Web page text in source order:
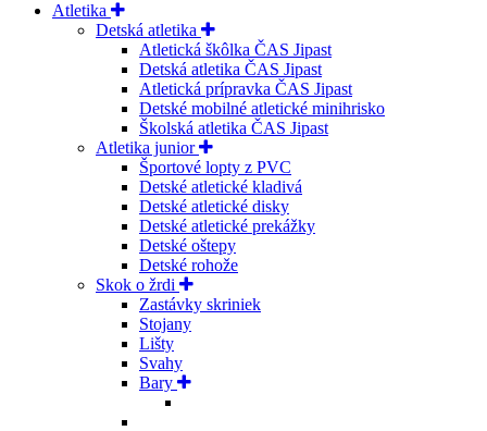
Atletika
Detská atletika
Atletická škôlka ČAS Jipast
Detská atletika ČAS Jipast
Atletická prípravka ČAS Jipast
Detské mobilné atletické minihrisko
Školská atletika ČAS Jipast
Atletika junior
Športové lopty z PVC
Detské atletické kladivá
Detské atletické disky
Detské atletické prekážky
Detské oštepy
Detské rohože
Skok o žrdi
Zastávky skriniek
Stojany
Lišty
Svahy
Bary